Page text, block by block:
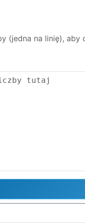
(jedna na linię), aby